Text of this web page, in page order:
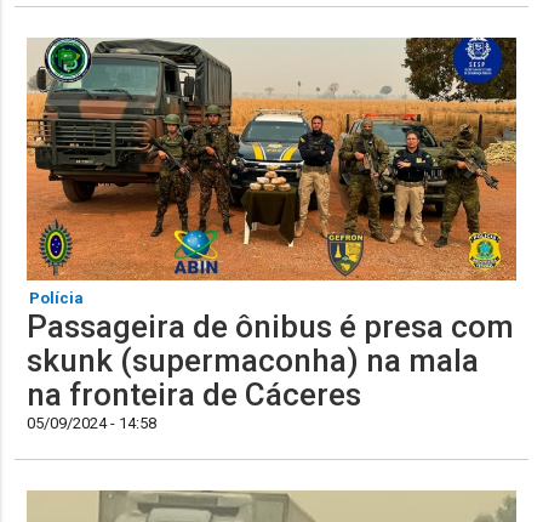
Polícia
Passageira de ônibus é presa com
skunk (supermaconha) na mala
na fronteira de Cáceres
05/09/2024 - 14:58